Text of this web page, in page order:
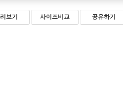
보기 사이즈비교 공유하기